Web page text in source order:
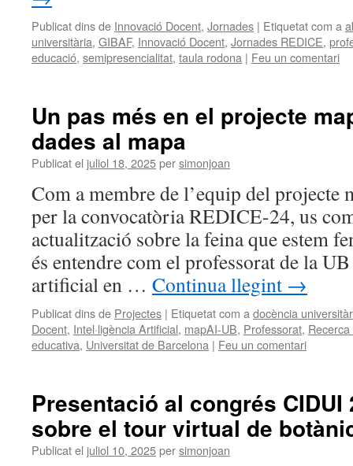
Publicat dins de Innovació Docent, Jornades | Etiquetat com a
universitària, GIBAF, Innovació Docent, Jornades REDICE,
educació, semipresencialitat, taula rodona | Feu un comentari
Un pas més en el projecte
dades al mapa
Publicat el juliol 18, 2025persimonjoan
Com a membre de l’equip del
per la convocatòria REDICE-24, us
actualització sobre la feina que estem
és entendre com el professorat de la
artificial en … Continua llegint →
Publicat dins de Projectes | Etiquetat com a docència
Docent, Intel·ligència Artificial, mapAI-UB, Professorat,
educativa, Universitat de Barcelona | Feu un comentari
Presentació al congrés
sobre el tour virtual de
Publicat el juliol 10, 2025persimonjoan